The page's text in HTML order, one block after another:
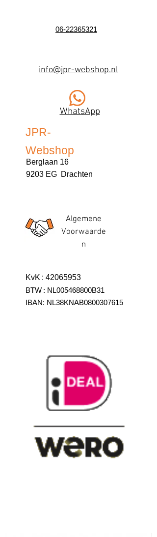
06-22365321
info@jpr-webshop.nl
WhatsApp
JPR-
Webshop
Berglaan 16
9203 EG Drachten
Algemene
Voorwaarde
n
KvK : 42065953
BTW : NL005468800B31
IBAN: NL38KNAB0800307615